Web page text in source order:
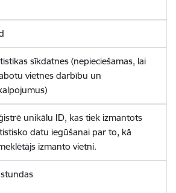
sīkdatnes (nepieciešamas, lai
vietnes darbību un
unikālu ID, kas tiek izmantots
datu iegūšanai par to, kā
izmanto vietni.